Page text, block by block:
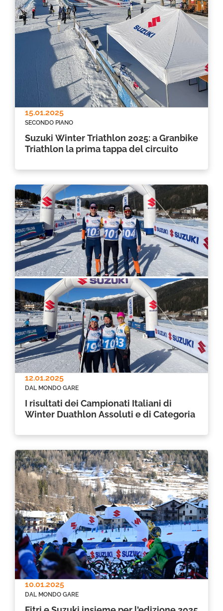
15.01.2025
SECONDO PIANO
Suzuki Winter Triathlon 2025: a Granbike
Triathlon la prima tappa del circuito
12.01.2025
DAL MONDO GARE
I risultati dei Campionati Italiani di
Winter Duathlon Assoluti e di Categoria
10.01.2025
DAL MONDO GARE